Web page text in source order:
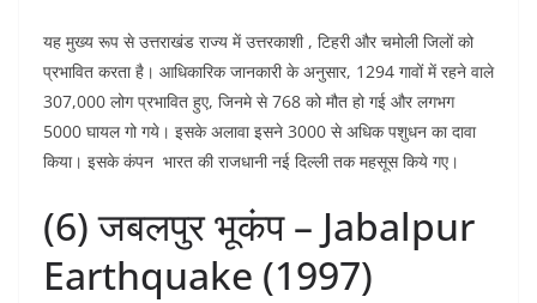
यह मुख्य रूप से उत्तराखंड राज्य में उत्तरकाशी , टिहरी और चमोली जिलों को
प्रभावित करता है। आधिकारिक जानकारी के अनुसार, 1294 गावों में रहने वाले
307,000 लोग प्रभावित हुए, जिनमे से 768 को मौत हो गई और लगभग
5000 घायल गो गये। इसके अलावा इसने 3000 से अधिक पशुधन का दावा
किया। इसके कंपन भारत की राजधानी नई दिल्ली तक महसूस किये गए।
(6) जबलपुर भूकंप – Jabalpur
Earthquake (1997)